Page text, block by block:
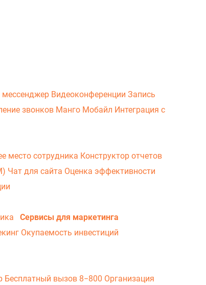
Видеоконференции Запись
звонков Манго Мобайл Интеграция с
место сотрудника Конструктор отчетов
Чат для сайта Оценка эффективности
Сервисы для маркетинга
Окупаемость инвестиций
Бесплатный вызов 8−800 Организация